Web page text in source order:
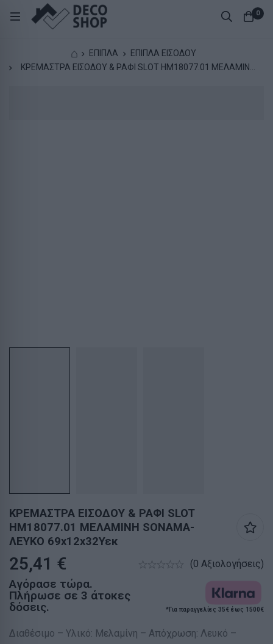
0
⌂ ΕΠΙΠΛΑ
ΕΠΙΠΛΑ ΕΙΣΟΔΟΥ
ΚΡΕΜΑΣΤΡΑ ΕΙΣΟΔΟΥ & ΡΑΦΙ SLOT HM18077.01 ΜΕΛΑΜΙΝΗ
ΚΡΕΜΑΣΤΡΑ ΕΙΣΟΔΟΥ & ΡΑΦΙ SLOT
HM18077.01 ΜΕΛΑΜΙΝΗ SONAMA-
ΛΕΥΚΟ 69x12x32Υεκ
25,41 € (0 Αξιολογήσεις)
Αγόρασε τώρα.
Πλήρωσε σε 3 άτοκες
δόσεις.
*Για παραγγελίες 35€ έως 1500€
Διαθέσιμο – Υλικό: Μελαμίνη – Απόχρωση: Λευκό –